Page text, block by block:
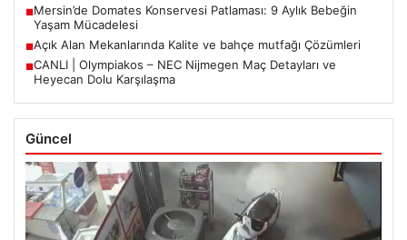
■Mersin’de Domates Konservesi Patlaması: 9 Aylık Bebeğin
Yaşam Mücadelesi
■Açık Alan Mekanlarında Kalite ve bahçe mutfağı Çözümleri
■CANLI | Olympiakos – NEC Nijmegen Maç Detayları ve
Heyecan Dolu Karşılaşma
Güncel